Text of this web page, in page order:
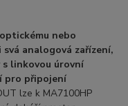
nebo
analogová zařízení,
linkovou úrovní
pro připojení
lze k MA7100HP